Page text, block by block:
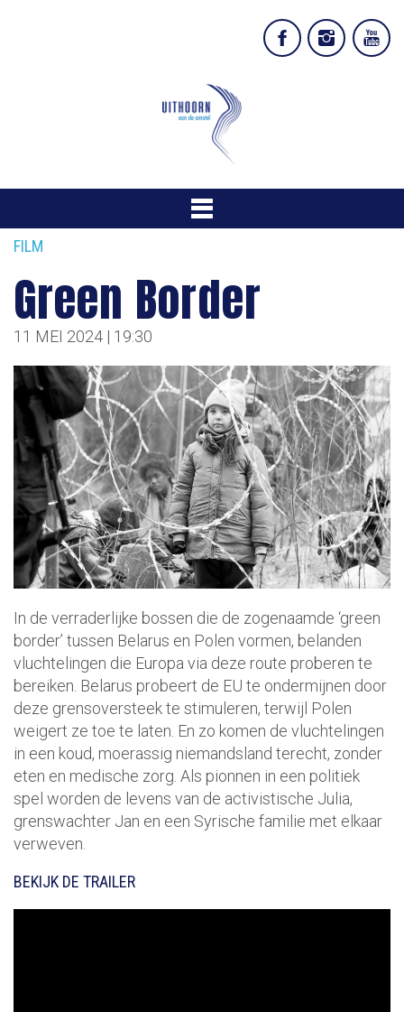
FILM
Green Border
11 MEI 2024 | 19:30
In de verraderlijke bossen die de zogenaamde ‘green
border’ tussen Belarus en Polen vormen, belanden
vluchtelingen die Europa via deze route proberen te
bereiken. Belarus probeert de EU te ondermijnen door
deze grensoversteek te stimuleren, terwijl Polen
weigert ze toe te laten. En zo komen de vluchtelingen
in een koud, moerassig niemandsland terecht, zonder
eten en medische zorg. Als pionnen in een politiek
spel worden de levens van de activistische Julia,
grenswachter Jan en een Syrische familie met elkaar
verweven.
BEKIJK DE TRAILER